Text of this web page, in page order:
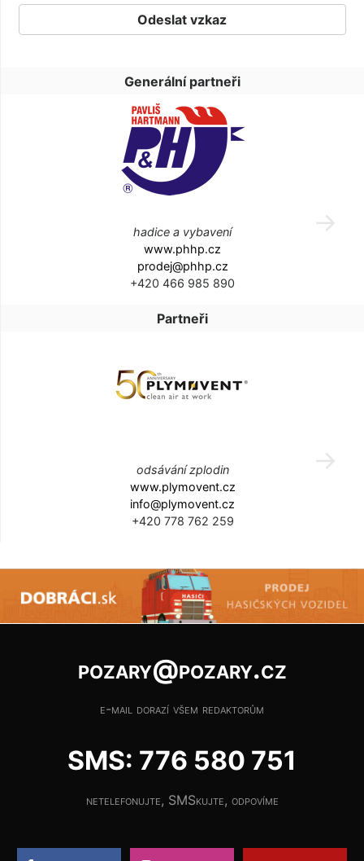
Generální partneři
hadice a vybavení
www.phhp.cz
prodej@phhp.cz
+420 466 985 890
Partneři
odsávání zplodin
www.plymovent.cz
info@plymovent.cz
+420 778 762 259
pozary@pozary.cz
e-mail dorazí všem redaktorům
SMS: 776 580 751
netelefonujte, SMSkujte, odpovíme